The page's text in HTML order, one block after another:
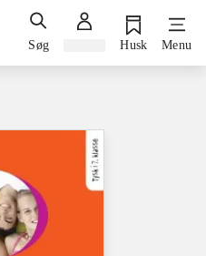
Søg Husk Menu